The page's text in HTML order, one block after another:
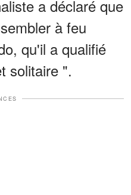
a déclaré que
à feu
qu'il a qualifié
solitaire ".